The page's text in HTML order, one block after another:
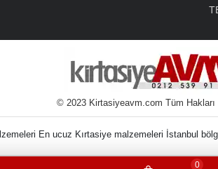
© 2023 Kirtasiyeavm.com Tüm Hakları
Kırtasiye
0